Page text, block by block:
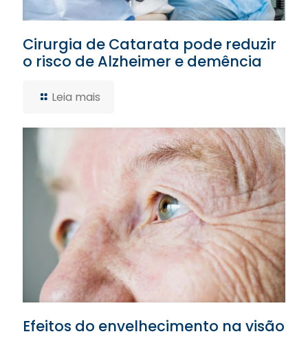
Cirurgia de Catarata pode reduzir
o risco de Alzheimer e demência
Leia mais
Efeitos do envelhecimento na visão